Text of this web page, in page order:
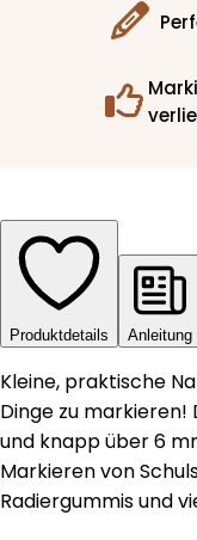
Produktdetails Anleitung
Kleine, praktische
Dinge zu markieren!
und knapp über 6
Markieren von
Radiergummis und